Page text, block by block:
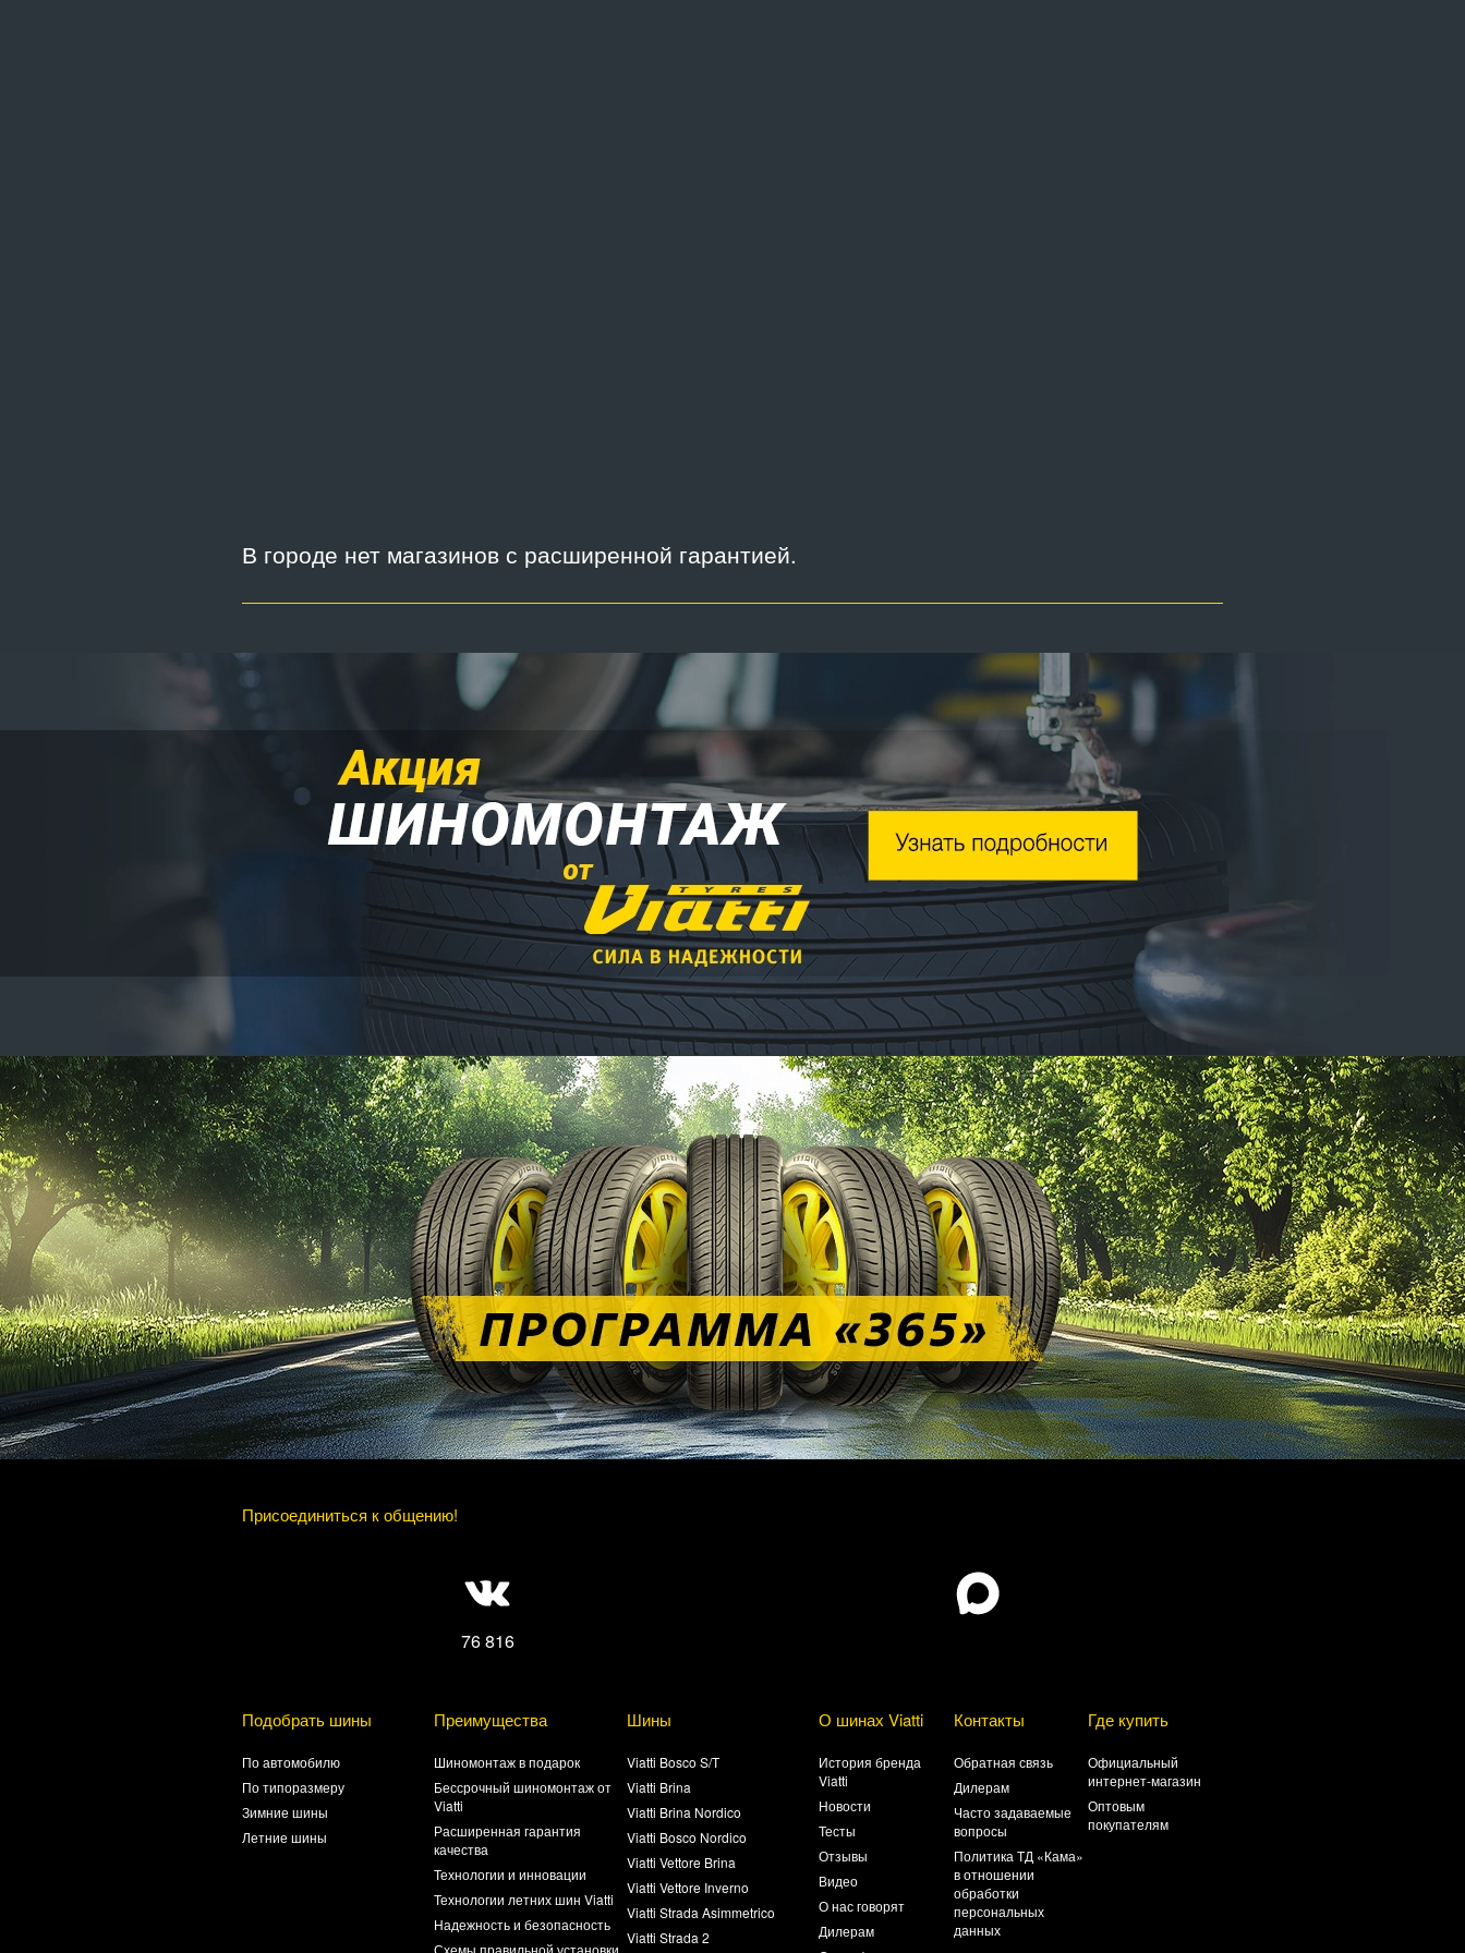
В городе нет магазинов с расширенной гарантией.
Присоединиться к общению!
76 816
Подобрать шины
По автомобилю
По типоразмеру
Зимние шины
Летние шины
Преимущества
Шиномонтаж в подарок
Бессрочный шиномонтаж от
Viatti
Расширенная гарантия
качества
Технологии и инновации
Технологии летних шин Viatti
Надежность и безопасность
Шины
Viatti Bosco S/T
Viatti Brina
Viatti Brina Nordico
Viatti Bosco Nordico
Viatti Vettore Brina
Viatti Vettore Inverno
Viatti Strada Asimmetrico
Viatti Strada 2
О шинах Viatti
История бренда
Viatti
Новости
Тесты
Отзывы
Видео
О нас говорят
Дилерам
Контакты
Обратная связь
Дилерам
Часто задаваемые
вопросы
Политика ТД «Кама»
в отношении
обработки
персональных
данных
Где купить
Официальный
интернет-магазин
Оптовым
покупателям